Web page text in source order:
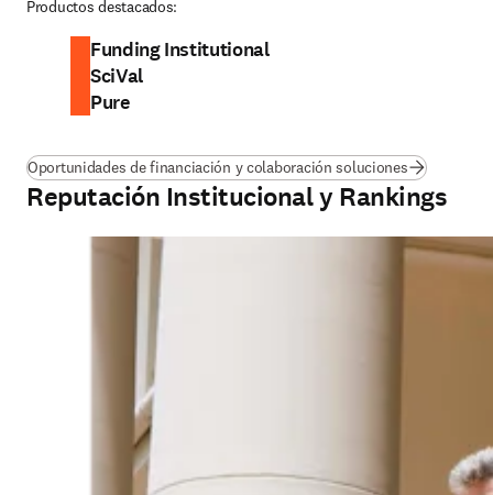
Productos destacados:
Funding Institutional
SciVal
Pure
Oportunidades de financiación y colaboración soluciones
Reputación Institucional y Rankings